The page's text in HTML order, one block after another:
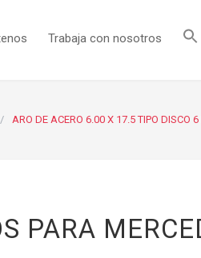
Trabaja con nosotros
/ ARO DE ACERO 6.00 X 17.5 TIPO DISCO
PARA